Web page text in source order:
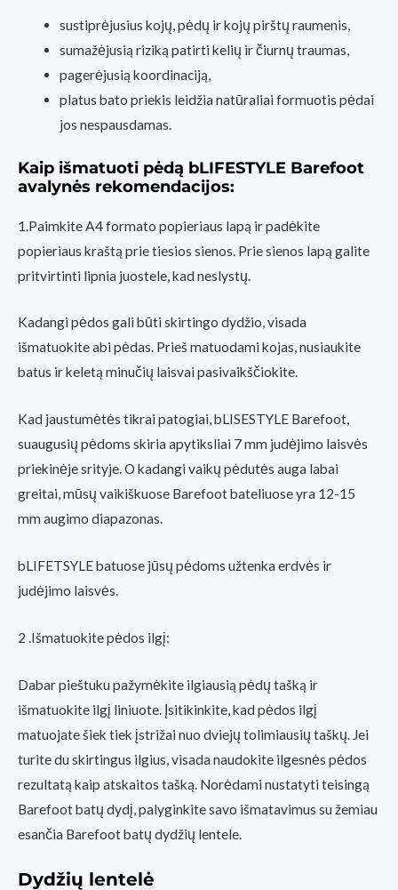
sustiprėjusius kojų, pėdų ir kojų pirštų raumenis,
sumažėjusią riziką patirti kelių ir čiurnų traumas,
pagerėjusią koordinaciją,
platus bato priekis leidžia natūraliai formuotis pėdai
jos nespausdamas.
Kaip išmatuoti pėdą bLIFESTYLE Barefoot
avalynės rekomendacijos:
1.Paimkite A4 formato popieriaus lapą ir padėkite
popieriaus kraštą prie tiesios sienos. Prie sienos lapą galite
pritvirtinti lipnia juostele, kad neslystų.
Kadangi pėdos gali būti skirtingo dydžio, visada
išmatuokite abi pėdas. Prieš matuodami kojas, nusiaukite
batus ir keletą minučių laisvai pasivaikščiokite.
Kad jaustumėtės tikrai patogiai, bLISESTYLE Barefoot,
suaugusių pėdoms skiria apytiksliai 7 mm judėjimo laisvės
priekinėje srityje. O kadangi vaikų pėdutės auga labai
greitai, mūsų vaikiškuose Barefoot bateliuose yra 12-15
mm augimo diapazonas.
bLIFETSYLE batuose jūsų pėdoms užtenka erdvės ir
judėjimo laisvės.
2 .Išmatuokite pėdos ilgį:
Dabar pieštuku pažymėkite ilgiausią pėdų tašką ir
išmatuokite ilgį liniuote. Įsitikinkite, kad pėdos ilgį
matuojate šiek tiek įstrižai nuo dviejų tolimiausių taškų. Jei
turite du skirtingus ilgius, visada naudokite ilgesnės pėdos
rezultatą kaip atskaitos tašką. Norėdami nustatyti teisingą
Barefoot batų dydį, palyginkite savo išmatavimus su žemiau
esančia Barefoot batų dydžių lentele.
Dydžių lentelė